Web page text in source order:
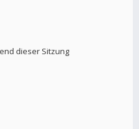
dieser Sitzung